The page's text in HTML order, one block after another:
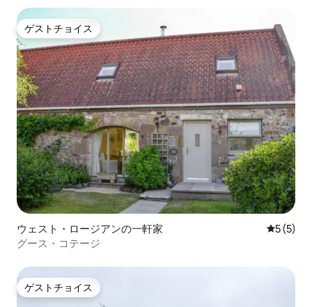
ゲストチョイス
ゲストチョイス
ウェスト・ロージアンの一軒家 レビュー
5 (5)
グース・コテージ
ゲストチョイス
ゲストチョイス